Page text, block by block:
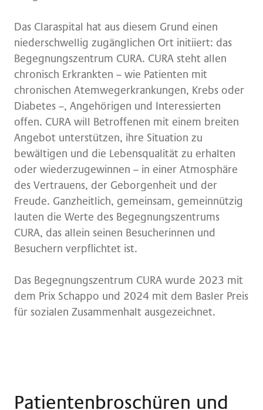
Das Claraspital hat aus diesem Grund einen
niederschwellig zugänglichen Ort initiiert: das
Begegnungszentrum CURA. CURA steht allen
chronisch Erkrankten – wie Patienten mit
chronischen Atemwegerkrankungen, Krebs oder
Diabetes –, Angehörigen und Interessierten
offen. CURA will Betroffenen mit einem breiten
Angebot unterstützen, ihre Situation zu
bewältigen und die Lebensqualität zu erhalten
oder wiederzugewinnen – in einer Atmosphäre
des Vertrauens, der Geborgenheit und der
Freude. Ganzheitlich, gemeinsam, gemeinnützig
lauten die Werte des Begegnungszentrums
CURA, das allein seinen Besucherinnen und
Besuchern verpflichtet ist.
Das Begegnungszentrum CURA wurde 2023 mit
dem Prix Schappo und 2024 mit dem Basler Preis
für sozialen Zusammenhalt ausgezeichnet.
Patientenbroschüren und